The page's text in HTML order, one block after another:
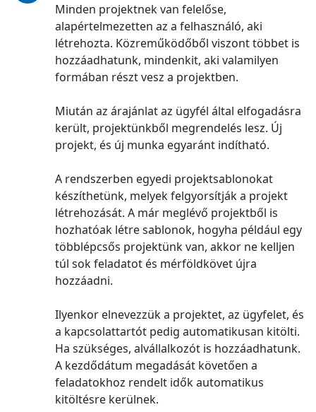
Minden projektnek van felelőse,
alapértelmezetten az a felhasználó, aki
létrehozta. Közreműködőből viszont többet is
hozzáadhatunk, mindenkit, aki valamilyen
formában részt vesz a projektben.
Miután az árajánlat az ügyfél által elfogadásra
került, projektünkből megrendelés lesz. Új
projekt, és új munka egyaránt indítható.
A rendszerben egyedi projektsablonokat
készíthetünk, melyek felgyorsítják a projekt
létrehozását. A már meglévő projektből is
hozhatóak létre sablonok, hogyha például egy
többlépcsős projektünk van, akkor ne kelljen
túl sok feladatot és mérföldkövet újra
hozzáadni.
Ilyenkor elnevezzük a projektet, az ügyfelet, és
a kapcsolattartót pedig automatikusan kitölti.
Ha szükséges, alvállalkozót is hozzáadhatunk.
A kezdődátum megadását követően a
feladatokhoz rendelt idők automatikus
kitöltésre kerülnek.